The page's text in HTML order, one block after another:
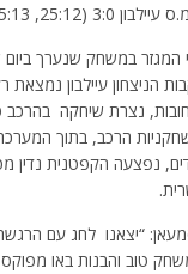
25:13, 25:18)
המגזר במשחק שנערך
נצרת שיחקה
הרכב, בתוך
נפצעה הקפטנית נדין
“יצאנו לחג עם
טוב והבנות באו